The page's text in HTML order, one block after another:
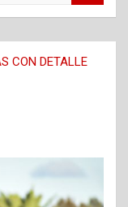
CON DETALLE